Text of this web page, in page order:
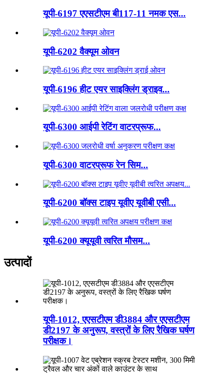
यूपी-6197 एएसटीएम बी117-11 नमक एस...
यूपी-6202 वैक्यूम ओवन
यूपी-6196 हीट एयर साइक्लिंग ड्राइव...
यूपी-6300 आईपी रेटिंग वाटरप्रूफ...
यूपी-6300 वाटरप्रूफ रेन सिम...
यूपी-6200 बॉक्स टाइप यूवीए यूवीबी एसी...
यूपी-6200 क्यूयूवी त्वरित मौसम...
उत्पादों
यूपी-1012, एएसटीएम डी3884 और एएसटीएम
डी2197 के अनुरूप, वस्त्रों के लिए रैखिक घर्षण
परीक्षक।